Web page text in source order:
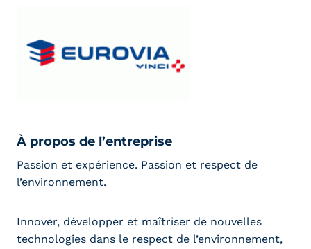
À propos de l’entreprise
Passion et expérience. Passion et respect de
l’environnement.
Innover, développer et maîtriser de nouvelles
technologies dans le respect de l’environnement,